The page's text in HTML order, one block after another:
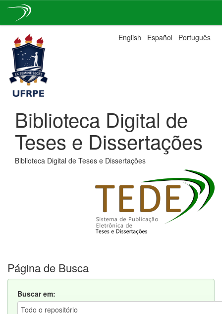
navigation
English Español Português
Biblioteca Digital de
Teses e Dissertações
Biblioteca Digital de Teses e Dissertações
Página de Busca
Buscar em: